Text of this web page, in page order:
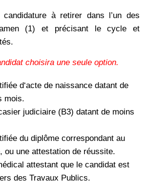
à retirer dans l’un des
(1) et précisant le cycle et
choisira une seule option.
d‘acte de naissance datant de
mois.
judiciaire (B3) datant de moins
du diplôme correspondant au
ou une attestation de réussite.
attestant que le candidat est
des Travaux Publics.